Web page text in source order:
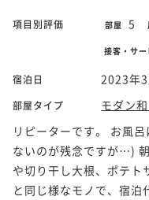
項目別評価 部屋 5
接客・サー
宿泊日 2023年
部屋タイプ
モダン
リピーターです。 お風
ないのが残念ですが…)
や切り干し大根、ポテ
と同じ様なモノで、宿